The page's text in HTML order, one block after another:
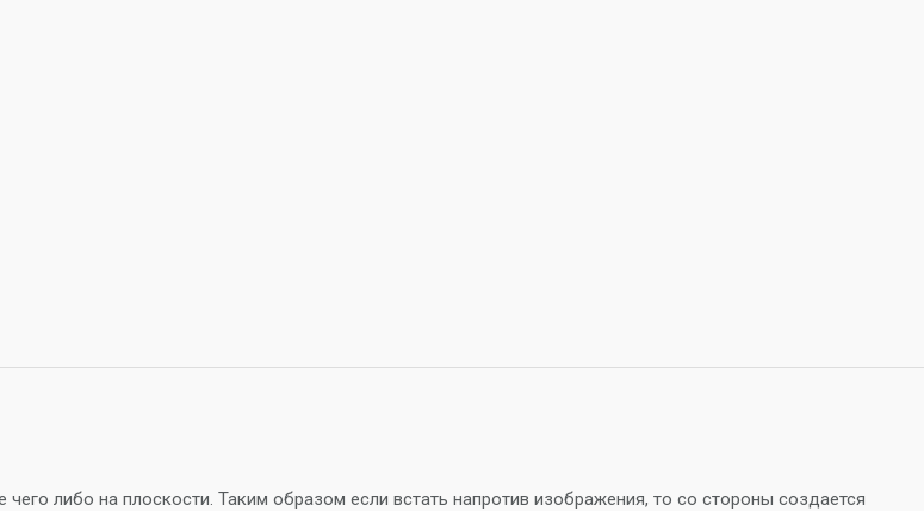
либо на плоскости. Таким образом если встать напротив изображения, то со стороны создается